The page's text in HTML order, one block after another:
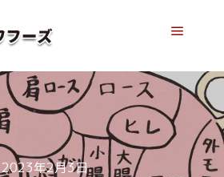
2023年2月3日